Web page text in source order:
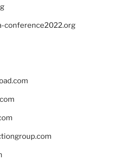
conference2022.org